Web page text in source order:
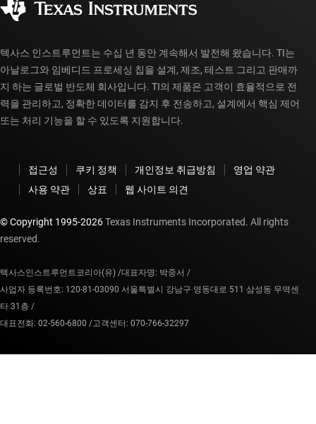
myTI 계정 FAQ
텍사스 인스트루먼트는 수십 년 동안 계속해서 발전해 왔습니다. TI는
아날로그와 임베디드 프로세싱 칩을 설계, 제조, 테스트 그리고 판매까
지 하는 글로벌 반도체 회사입니다. TI의 제품은 고객이 효율적으로 전
력을 관리하고, 정확한 데이터를 감지 후 전송하고, 설계에서 핵심 제어
또는 처리 기능을 할 수 있도록 지원합니다.
접근성 쿠키 정책 개인정보 취급방침
영업 약관
사용 약관
상표 웹 사이트 의견
© Copyright 1995-2026Texas Instruments Incorporated. All rights
reserved.
텍사스인스트루먼트코리아(유) /대표자명: 박중서 /
사업자 등록번호: 120-81-03090 서울특별시 강남구 영동대로 511 삼성동 무역센
타 31층 /
대표전화: 02-560-6800 /고객센터: 070-766-32297